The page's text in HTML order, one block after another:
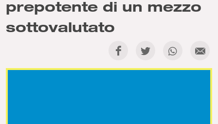
prepotente di un mezzo
sottovalutato